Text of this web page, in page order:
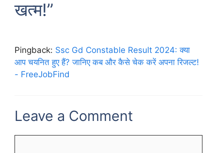
खत्म!”
Pingback: Ssc Gd Constable Result 2024: क्या
आप चयनित हुए हैं? जानिए कब और कैसे चेक करें अपना रिजल्ट!
- FreeJobFind
Leave a Comment